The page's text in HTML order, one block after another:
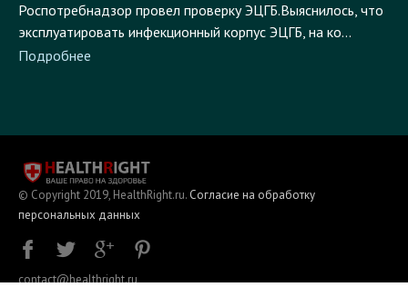
Роспотребнадзор провел проверку ЭЦГБ.Выяснилось, что
эксплуатировать инфекционный корпус ЭЦГБ, на ко...
Подробнее
© Copyright 2019, HealthRight.ru. Согласие на обработку
персональных данных
contact@healthright.ru